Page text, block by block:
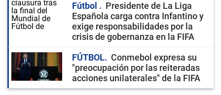
Fútbol
Presidente de La Liga
Española carga contra Infantino y
exige responsabilidades por la
crisis de gobernanza en la FIFA
FÚTBOL
Conmebol expresa su
"preocupación por las reiteradas
acciones unilaterales" de la FIFA